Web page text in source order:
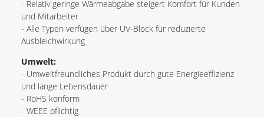
- Relativ geringe Wärmeabgabe steigert Komfort für Kunden
und Mitarbeiter
- Alle Typen verfügen über UV-Block für reduzierte
Ausbleichwirkung
Umwelt:
- Umweltfreundliches Produkt durch gute Energieeffizienz
und lange Lebensdauer
- RoHS konform
- WEEE pflichtig